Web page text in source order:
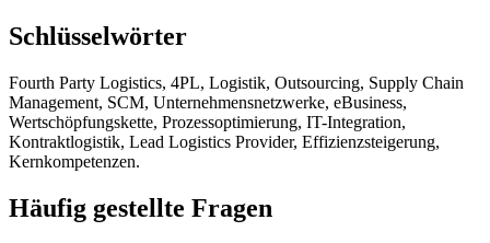
Schlüsselwörter
Fourth Party Logistics, 4PL, Logistik, Outsourcing, Supply Chain
Management, SCM, Unternehmensnetzwerke, eBusiness,
Wertschöpfungskette, Prozessoptimierung, IT-Integration,
Kontraktlogistik, Lead Logistics Provider, Effizienzsteigerung,
Kernkompetenzen.
Häufig gestellte Fragen